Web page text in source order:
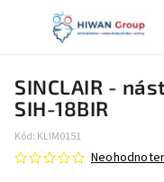
SINCLAIR -
SIH-18BIR
Kód: KLIM0151